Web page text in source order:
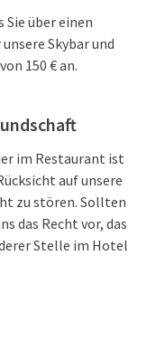
über einen
Skybar und
150 € an.
im Restaurant ist
auf unsere
zu stören. Sollten
das Recht vor, das
Stelle im Hotel